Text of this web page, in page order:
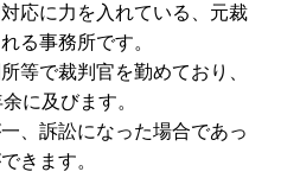
応に力を入れている、元裁
る事務所です。
等で裁判官を勤めており、
に及びます。
、訴訟になった場合であっ
きます。